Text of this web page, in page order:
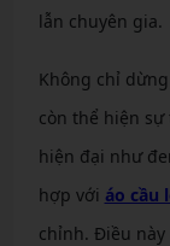
lẫn chuyên gia.
Không chỉ
còn thể hiện
hiện đại như
hợp với áo cầu
chỉnh. Điều này